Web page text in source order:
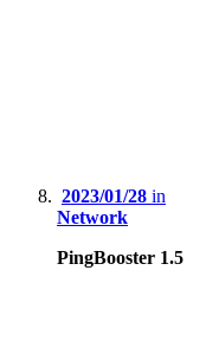
2023/01/28 in
Network
PingBooster 1.5